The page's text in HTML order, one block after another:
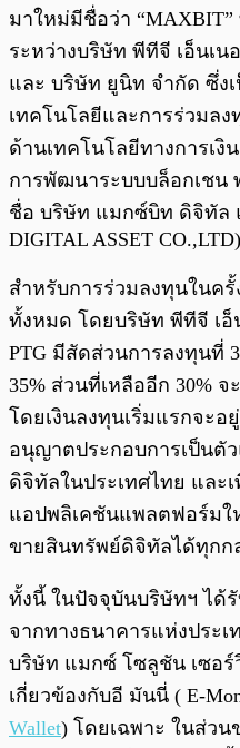
มาใหม่มีชื่อว่า
ระหว่างบริษัท พีทีจี เอ็นเ
และ บริษัท ยูนิท จำกัด ซึ่ง
เทคโนโลยีและการร่วมล
ด้านเทคโนโลยีทางการเ
การพัฒนาระบบบล็อกเชน
ชื่อ บริษัท แมกซ์บิท ดิจิทัล
DIGITAL ASSET CO.,LTD)
สำหรับการร่วมลงทุนในค
ทั้งหมด โดยบริษัท พีทีจี เ
PTG มีสัดส่วนการลงทุนที่
35% ส่วนที่เหลืออีก 30%
โดยเงินลงทุนเริ่มแรกจะอ
อนุญาตประกอบการเป็นตั
ดิจิทัลในประเทศไทย และ
แอปพลิเคชันแพลตฟอร์มใ
ขายสินทรัพย์ดิจิทัลได้ทุกก
ทั้งนี้ ในปัจจุบันบริษัทฯ ได้
จากทางธนาคารแห่งประ
บริษัท แมกซ์ โซลูชัน เซอร์
เกี่ยวข้องกับอี มันนี่ ( E-
Wallet) โดยเฉพาะ ในส่ว